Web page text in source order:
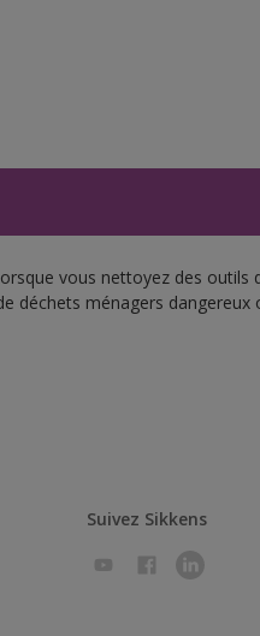
vous nettoyez des outils
déchets ménagers dangereux
Suivez Sikkens